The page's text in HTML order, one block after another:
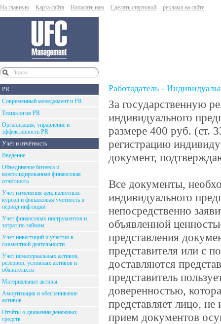
На главную Карта сайта Написать нам Сделать стартовой реклама на сайте
PR
Современный менеджмент и PR
Технология PR
Организация, управление и
эффективность PR
Учёт и отчётность
Введение
Объединение бизнеса и
консолидированная финансовая
отчётность
Учет изменения цен, валютных
курсов и финансовая учетность в
период инфляции
Учет финансовых инструментов и
затрат по займам
Учет инвестиций и участия в
совместной деятельности
Учет нематериальных активов,
резервов, условных активов и
обязательств
Материальные активы
Амортизация и обесценивание
активов
Отчёты о движении денежных
средств
Работодатель -
За государственную
индивидуального
размере 400 руб.
регистрацию
документ,
Все документы,
индивидуального
непосредственно
объявленной
представления
представителя или с
доставляются
представитель
доверенностью,
представляет лицо,
прием документов